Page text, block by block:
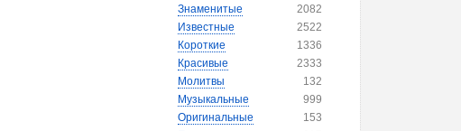
Знаменитые
2082
Известные
2522
Короткие
1336
Красивые
2333
Молитвы
132
Музыкальные
999
Оригинальные
153